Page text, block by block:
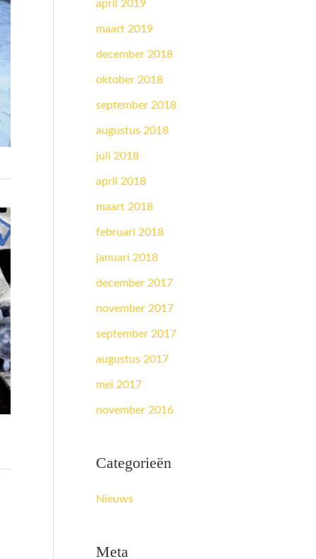
april 2019
maart 2019
december 2018
oktober 2018
september 2018
augustus 2018
juli 2018
april 2018
maart 2018
februari 2018
januari 2018
december 2017
november 2017
september 2017
augustus 2017
mei 2017
november 2016
Categorieën
Nieuws
Meta